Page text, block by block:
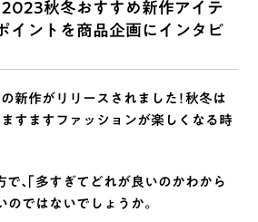
2023秋冬おすすめ新作アイテ
イントを商品企画にインタビ
新作がリリースされました！秋冬は
ますますファッションが楽しくなる時
、「多すぎてどれが良いのかわから
のではないでしょうか。